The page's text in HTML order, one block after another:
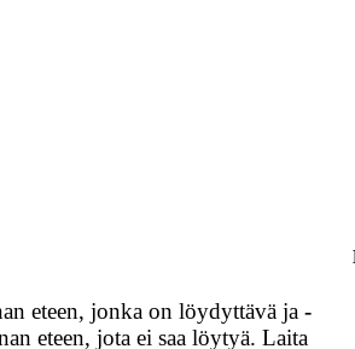
eteen, jonka on löydyttävä ja -
eteen, jota ei saa löytyä. Laita